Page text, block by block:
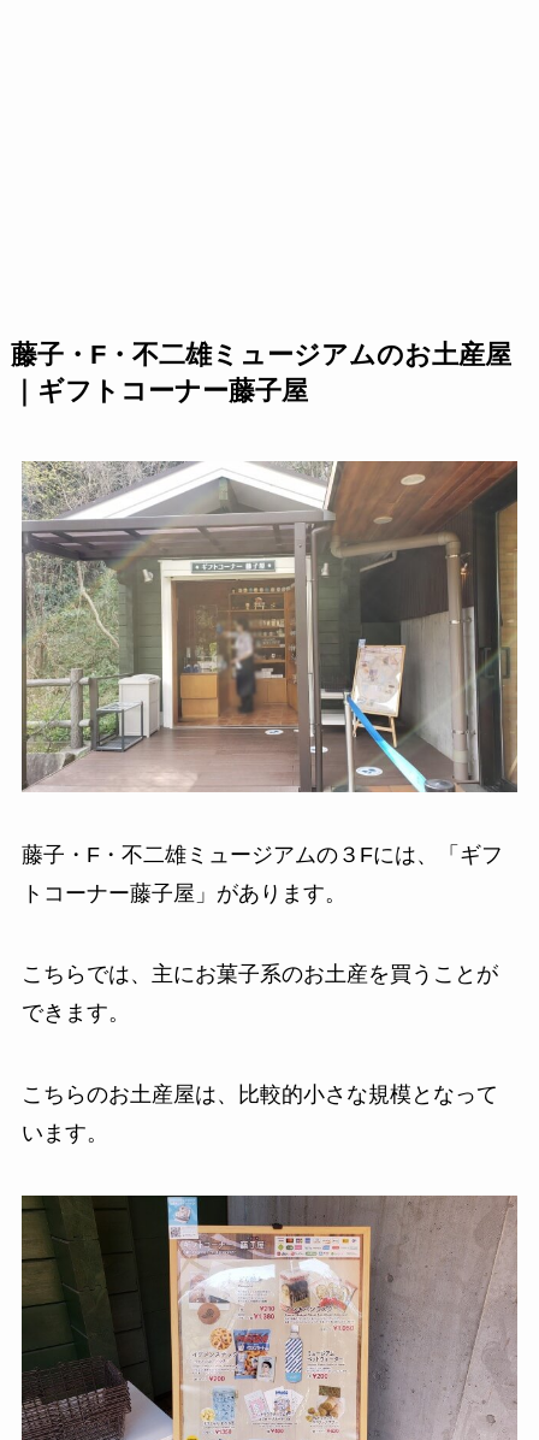
藤子・F・不二雄ミュージアムのお土産屋
｜ギフトコーナー藤子屋
藤子・F・不二雄ミュージアムの３Fには、「ギフ
トコーナー藤子屋」があります。
こちらでは、主にお菓子系のお土産を買うことが
できます。
こちらのお土産屋は、比較的小さな規模となって
います。